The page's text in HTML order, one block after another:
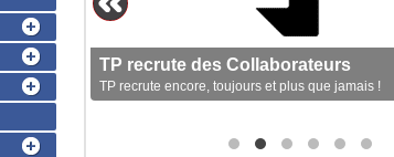
TP recrute des Collaborateurs
TP recrute encore, toujours et plus que jamais !